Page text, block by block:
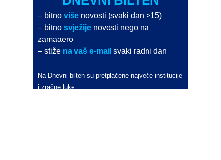
– bitnoviše novosti (svaki dan >15)
– bitnosvježije novosti nego na
zamaaero
– stiže na vaš e-mail svaki radni dan
Na Dnevni bilten su pretplaćene najveće institucije
i zračne luke